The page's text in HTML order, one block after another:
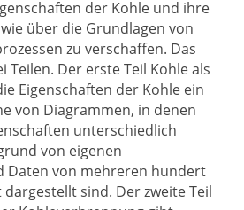
der Kohle und ihre
über die Grundlagen von
zu verschaffen. Das
Teilen. Der erste Teil Kohle als
Eigenschaften der Kohle ein
von Diagrammen, in denen
unterschiedlich
von eigenen
Daten von mehreren hundert
sind. Der zweite Teil